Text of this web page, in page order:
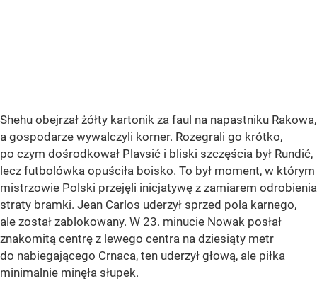
Shehu obejrzał żółty kartonik za faul na napastniku Rakowa,
a gospodarze wywalczyli korner. Rozegrali go krótko,
po czym dośrodkował Plavsić i bliski szczęścia był Rundić,
lecz futbolówka opuściła boisko. To był moment, w którym
mistrzowie Polski przejęli inicjatywę z zamiarem odrobienia
straty bramki. Jean Carlos uderzył sprzed pola karnego,
ale został zablokowany. W 23. minucie Nowak posłał
znakomitą centrę z lewego centra na dziesiąty metr
do nabiegającego Crnaca, ten uderzył głową, ale piłka
minimalnie minęła słupek.